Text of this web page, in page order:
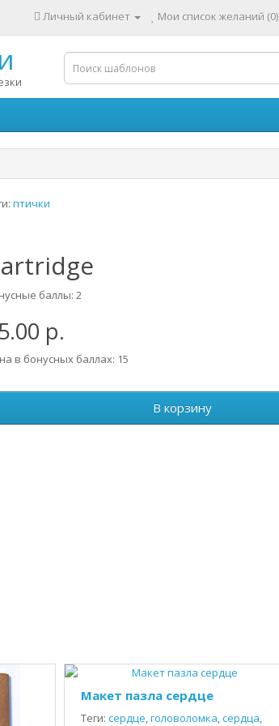
Личный кабинет Мои список желаний (0)
птички
баллы: 2
р.
в бонусных баллах: 15
В корзину
Макет пазла сердце
Теги: сердце,головоломка,сердца,